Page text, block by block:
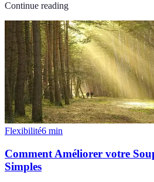
Continue reading
Flexibilité6 min
Comment Améliorer votre
Simples